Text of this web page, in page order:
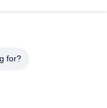
for?